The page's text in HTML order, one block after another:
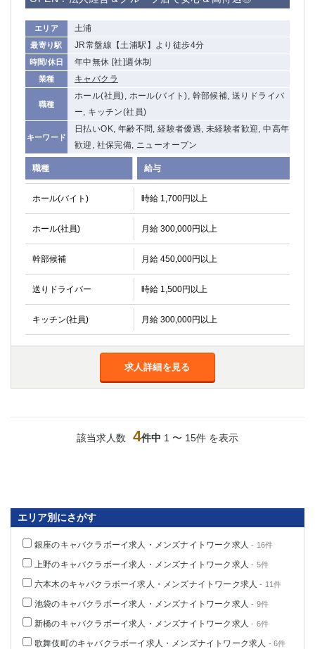
エリア 土浦
最寄り駅 JR常盤線【土浦駅】より徒歩4分
時間/休日 年中無休 [社]週休制
業種 キャバクラ
職種
ホール(社員), ホール(バイト), 幹部候補, 送りドライバ
ー, キッチン(社員)
キーワード
日払いOK, 年齢不問, 経験者優遇, 未経験者歓迎, 中高年
歓迎, 社保完備, ニューオープン
職種 給与
ホール(バイト) 時給 1,700円以上
ホール(社員) 月給 300,000円以上
幹部候補 月給 450,000円以上
送りドライバー 時給 1,500円以上
キッチン(社員) 月給 300,000円以上
求人詳細を見る
該当求人数 4件中 1 〜 15件 を表示
エリア別にさがす
銀座のキャバクラボーイ求人・メンズナイトワーク求人 - 16件
上野のキャバクラボーイ求人・メンズナイトワーク求人 - 5件
六本木のキャバクラボーイ求人・メンズナイトワーク求人 - 11件
池袋のキャバクラボーイ求人・メンズナイトワーク求人 - 9件
新橋のキャバクラボーイ求人・メンズナイトワーク求人 - 6件
歌舞伎町のキャバクラボーイ求人・メンズナイトワーク求人 - 6件
高崎 館林
該当求人 0件